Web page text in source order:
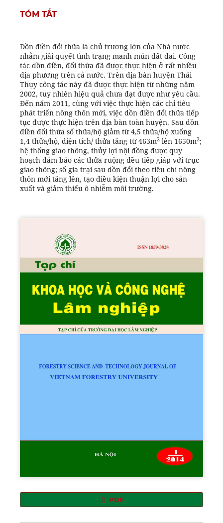
TÓM TẮT
Dồn điền đổi thửa là chủ trương lớn của Nhà nước
nhằm giải quyết tình trạng manh mún đất đai. Công
tác dồn điền, đổi thửa đã được thực hiện ở rất nhiều
địa phương trên cả nước. Trên địa bàn huyện Thái
Thụy công tác này đã được thực hiện từ những năm
2002, tuy nhiên hiệu quả chưa đạt được như yêu cầu.
Đến năm 2011, cùng với việc thực hiện các chỉ tiêu
phát triển nông thôn mới, việc dồn điền đổi thửa tiếp
tục được thực hiện trên địa bàn toàn huyện. Sau dồn
điền đổi thửa số thửa/hộ giảm từ 4,5 thửa/hộ xuống
1,4 thửa/hộ, diện tích/ thửa tăng từ 463m2lên 1650m2;
hệ thống giao thông, thủy lợi nội đồng được quy
hoạch đảm bảo các thửa ruộng đều tiếp giáp với trục
giao thông; số gia trại sau dồn đổi theo tiêu chí nông
thôn mới tăng lên, tạo điều kiện thuận lợi cho sản
xuất và giảm thiểu ô nhiễm môi trường.
PDF